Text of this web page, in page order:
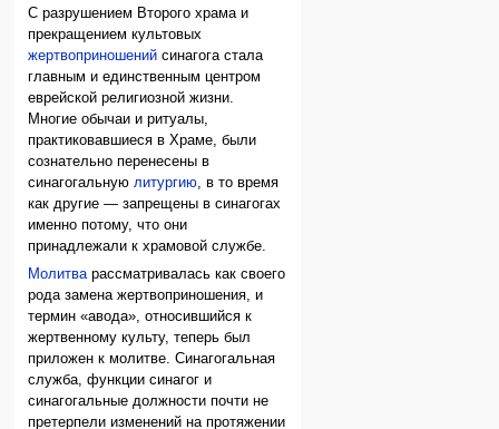
С разрушением Второго храма и
прекращением культовых
жертвоприношений синагога стала
главным и единственным центром
еврейской религиозной жизни.
Многие обычаи и ритуалы,
практиковавшиеся в Храме, были
сознательно перенесены в
синагогальнуюлитургию, в то время
как другие — запрещены в синагогах
именно потому, что они
принадлежали к храмовой службе.
Молитварассматривалась как своего
рода замена жертвоприношения, и
термин «авода», относившийся к
жертвенному культу, теперь был
приложен к молитве. Синагогальная
служба, функции синагог и
синагогальные должности почти не
претерпели изменений на протяжении